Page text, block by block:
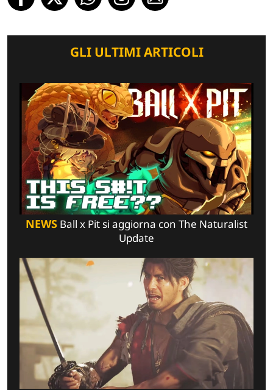
GLI ULTIMI ARTICOLI
NEWS Ball x Pit si aggiorna con The Naturalist
Update